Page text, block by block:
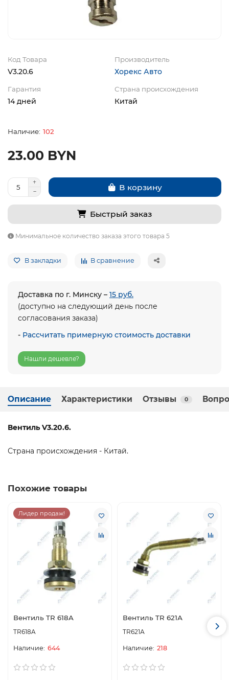
Код Товара
V3.20.6
Производитель
Хорекс Авто
Гарантия
14 дней
Страна происхождения
Китай
102
23.00 BYN
В корзину
Быстрый заказ
Минимальное количество заказа этого товара 5
В закладки В сравнение
Доставка по г. Минску – 15 руб.
(доступно на следующий день после
согласования заказа)
- Рассчитать примерную стоимость доставки
Нашли дешевле?
Описание Характеристики Отзывы 0
Вентиль V3.20.6.
Страна происхождения - Китай.
Похожие товары
Лидер продаж!
Вентиль TR 618A
TR618A
644
Вентиль TR 621А
TR621А
218